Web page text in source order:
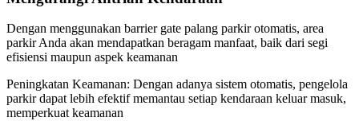
Dengan menggunakan barrier gate palang parkir otomatis, area
parkir Anda akan mendapatkan beragam manfaat, baik dari segi
efisiensi maupun aspek keamanan
Peningkatan Keamanan: Dengan adanya sistem otomatis, pengelola
parkir dapat lebih efektif memantau setiap kendaraan keluar masuk,
memperkuat keamanan